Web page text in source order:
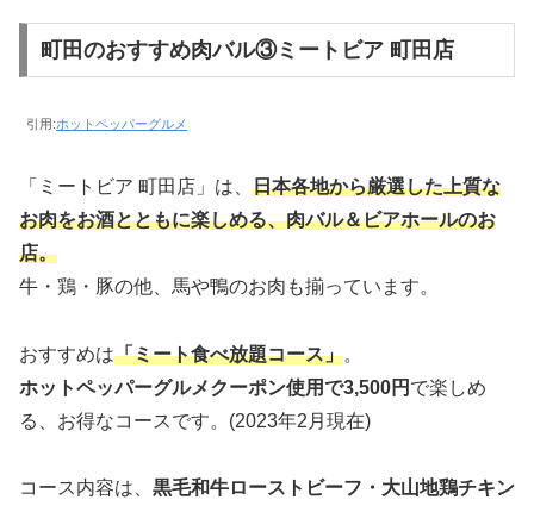
町田のおすすめ肉バル③ミートビア 町田店
引用:ホットペッパーグルメ
「ミートビア 町田店」は、 日本各地から厳選した上質な
お肉をお酒とともに楽しめる、肉バル＆ビアホールのお
店。
牛・鶏・豚の他、馬や鴨のお肉も揃っています。
おすすめは「ミート食べ放題コース」。
ホットペッパーグルメクーポン使用で3,500円 で楽しめ
る、お得なコースです。(2023年2月現在)
コース内容は、 黒毛和牛ローストビーフ・大山地鶏チキン